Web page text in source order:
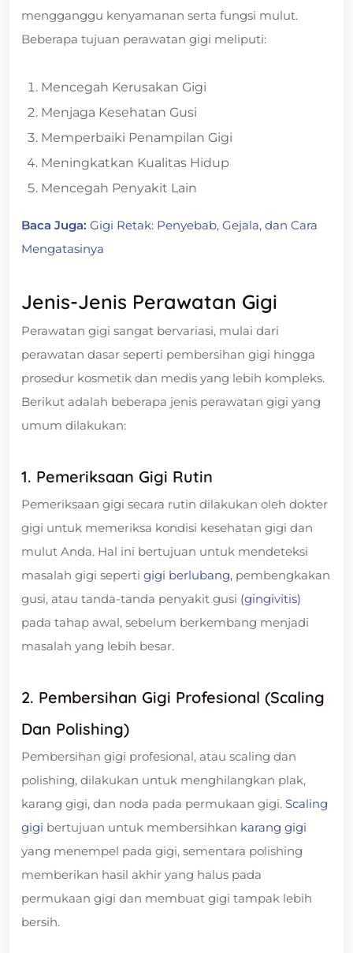
mengganggu kenyamanan serta fungsi mulut.
Beberapa tujuan perawatan gigi meliputi:
Mencegah Kerusakan Gigi
Menjaga Kesehatan Gusi
Memperbaiki Penampilan Gigi
Meningkatkan Kualitas Hidup
Mencegah Penyakit Lain
Baca Juga: Gigi Retak: Penyebab, Gejala, dan Cara
Mengatasinya
Jenis-Jenis Perawatan Gigi
Perawatan gigi sangat bervariasi, mulai dari
perawatan dasar seperti pembersihan gigi hingga
prosedur kosmetik dan medis yang lebih kompleks.
Berikut adalah beberapa jenis perawatan gigi yang
umum dilakukan:
1. Pemeriksaan Gigi Rutin
Pemeriksaan gigi secara rutin dilakukan oleh dokter
gigi untuk memeriksa kondisi kesehatan gigi dan
mulut Anda. Hal ini bertujuan untuk mendeteksi
masalah gigi seperti gigi berlubang, pembengkakan
gusi, atau tanda-tanda penyakit gusi (gingivitis)
pada tahap awal, sebelum berkembang menjadi
masalah yang lebih besar.
2. Pembersihan Gigi Profesional (Scaling
Dan Polishing)
Pembersihan gigi profesional, atau scaling dan
polishing, dilakukan untuk menghilangkan plak,
karang gigi, dan noda pada permukaan gigi. Scaling
gigi bertujuan untuk membersihkan karang gigi
yang menempel pada gigi, sementara polishing
memberikan hasil akhir yang halus pada
permukaan gigi dan membuat gigi tampak lebih
bersih.